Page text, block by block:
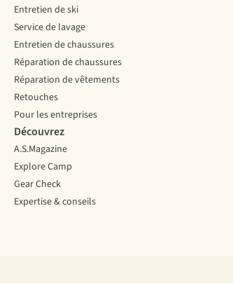
Entretien de ski
Service de lavage
Entretien de chaussures
Réparation de chaussures
Réparation de vêtements
Retouches
Pour les entreprises
Découvrez
A.S.Magazine
Explore Camp
Gear Check
Expertise & conseils